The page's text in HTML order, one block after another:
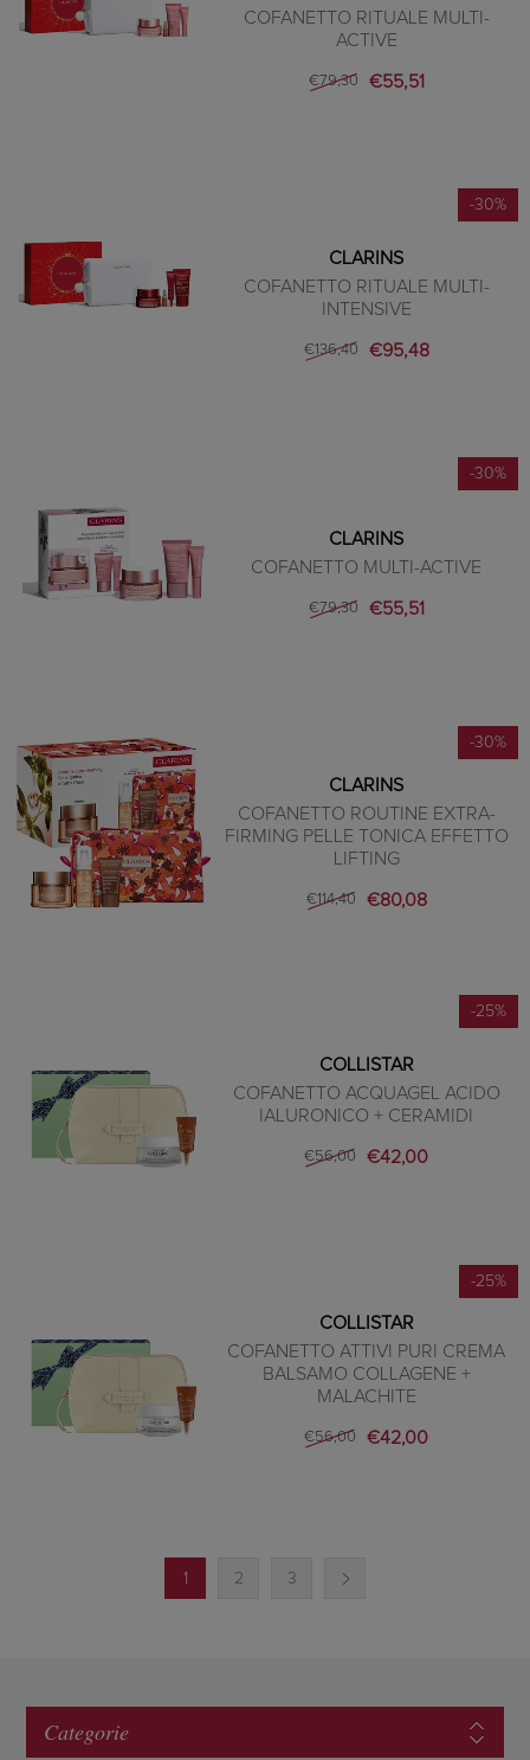
COFANETTO RITUALE MULTI-
ACTIVE
€79,30 €55,51
-30%
CLARINS
COFANETTO RITUALE MULTI-
INTENSIVE
€136,40 €95,48
-30%
CLARINS
COFANETTO MULTI-ACTIVE
€79,30 €55,51
-30%
CLARINS
COFANETTO ROUTINE EXTRA-
FIRMING PELLE TONICA EFFETTO
LIFTING
€114,40 €80,08
-25%
COLLISTAR
COFANETTO ACQUAGEL ACIDO
IALURONICO + CERAMIDI
€56,00 €42,00
-25%
COLLISTAR
COFANETTO ATTIVI PURI CREMA
BALSAMO COLLAGENE +
MALACHITE
€56,00 €42,00
1 2 3
Categorie